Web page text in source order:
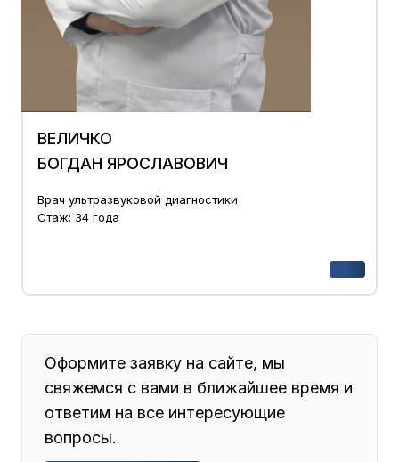
ВЕЛИЧКО
БОГДАН ЯРОСЛАВОВИЧ
Врач ультразвуковой диагностики
Стаж: 34 года
Оформите заявку на сайте, мы
свяжемся с вами в ближайшее время и
ответим на все интересующие
вопросы.